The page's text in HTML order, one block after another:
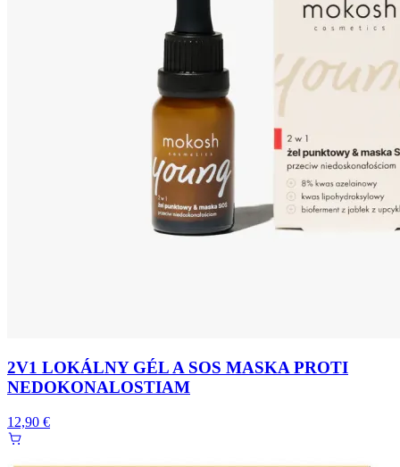
2V1 LOKÁLNY GÉL A SOS MASKA PROTI
NEDOKONALOSTIAM
12,90 €